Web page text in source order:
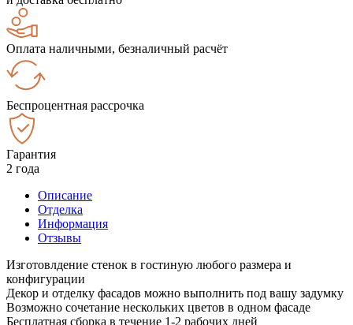
Оплата наличными, безналичный расчёт
Беспроцентная рассрочка
Гарантия
2 года
Описание
Отделка
Информация
Отзывы
Изготовлдение стенок в гостиную любого размера и
конфигурации
Декор и отделку фасадов можно выполнить под вашу задумку
Возможно сочетание нескольких цветов в одном фасаде
Бесплатная сборка в течение 1-2 рабочих дней